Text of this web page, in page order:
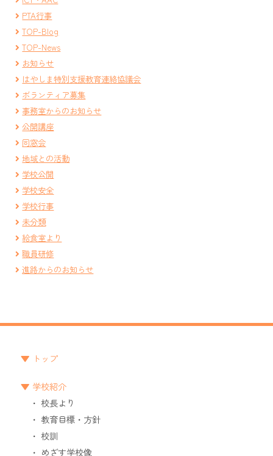
PTA行事
TOP-Blog
TOP-News
お知らせ
はやしま特別支援教育連絡協議会
ボランティア募集
事務室からのお知らせ
公開講座
同窓会
地域との活動
学校公開
学校安全
学校行事
未分類
給食室より
職員研修
進路からのお知らせ
トップ
学校紹介
校長より
教育目標・方針
校訓
めざす学校像